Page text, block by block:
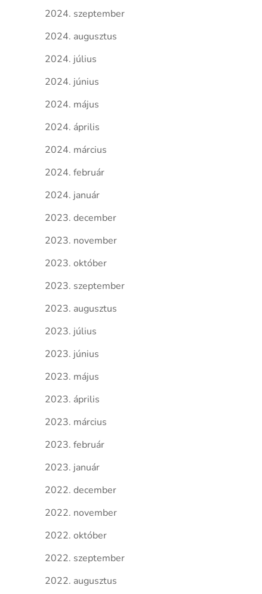
2024. szeptember
2024. augusztus
2024. július
2024. június
2024. május
2024. április
2024. március
2024. február
2024. január
2023. december
2023. november
2023. október
2023. szeptember
2023. augusztus
2023. július
2023. június
2023. május
2023. április
2023. március
2023. február
2023. január
2022. december
2022. november
2022. október
2022. szeptember
2022. augusztus